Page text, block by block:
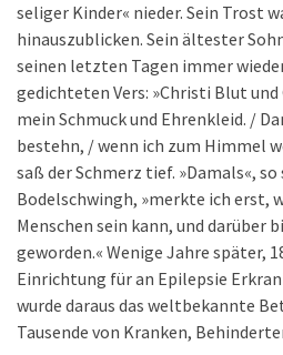
seliger Kinder« nieder. Sein Trost
hinauszublicken. Sein ältester
seinen letzten Tagen immer
gedichteten Vers: »Christi Blut
mein Schmuck und Ehrenkleid. /
bestehn, / wenn ich zum Himmel
saß der Schmerz tief. »Damals«,
Bodelschwingh, »merkte ich erst,
Menschen sein kann, und darüber
geworden.« Wenige Jahre später,
Einrichtung für an Epilepsie
wurde daraus das weltbekannte
Tausende von Kranken,